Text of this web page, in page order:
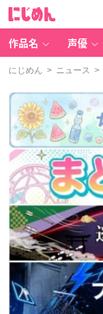
作品名 声優
にじめん > ニュース >